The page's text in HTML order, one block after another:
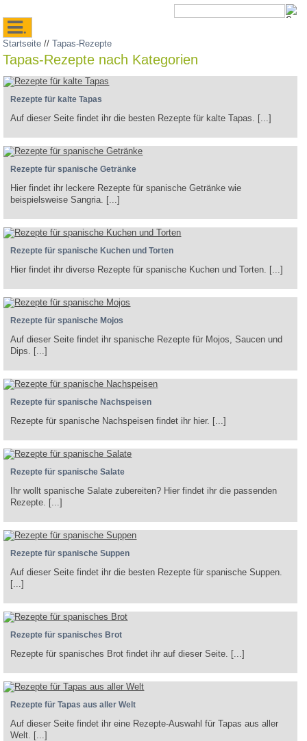
.
Startseite //Tapas-Rezepte
Tapas-Rezepte nach Kategorien
Rezepte für kalte Tapas
Auf dieser Seite findet ihr die besten Rezepte für kalte Tapas. [...]
Rezepte für spanische Getränke
Hier findet ihr leckere Rezepte für spanische Getränke wie
beispielsweise Sangria. [...]
Rezepte für spanische Kuchen und Torten
Hier findet ihr diverse Rezepte für spanische Kuchen und Torten. [...]
Rezepte für spanische Mojos
Auf dieser Seite findet ihr spanische Rezepte für Mojos, Saucen und
Dips. [...]
Rezepte für spanische Nachspeisen
Rezepte für spanische Nachspeisen findet ihr hier. [...]
Rezepte für spanische Salate
Ihr wollt spanische Salate zubereiten? Hier findet ihr die passenden
Rezepte. [...]
Rezepte für spanische Suppen
Auf dieser Seite findet ihr die besten Rezepte für spanische Suppen.
[...]
Rezepte für spanisches Brot
Rezepte für spanisches Brot findet ihr auf dieser Seite. [...]
Rezepte für Tapas aus aller Welt
Auf dieser Seite findet ihr eine Rezepte-Auswahl für Tapas aus aller
Welt. [...]